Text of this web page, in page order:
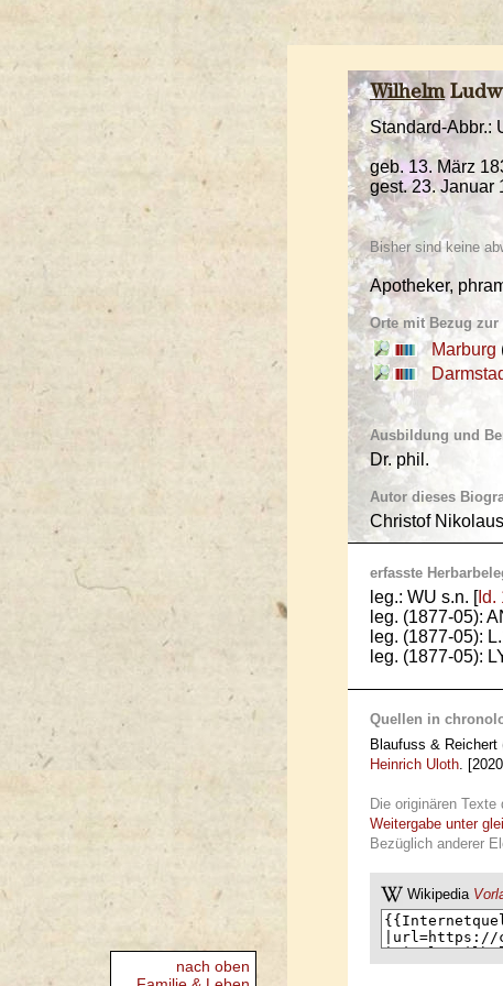
nach oben
Wilhelm
Standard-Abbr.:
geb. 13. März
gest. 23. Januar
Bisher sind keine
Apotheker,
Orte mit Bezug zur
Marburg
Ausbildung und
Dr. phil.
Autor dieses
Christof
erfasste
leg.: WU s.n. [
leg. (1877-05):
leg. (1877-05):
leg. (1877-05):
Quellen in
Blaufuss & Reichert
Heinrich Uloth.
Die originären
Weitergabe unter
Bezüglich anderer
Wikipedia